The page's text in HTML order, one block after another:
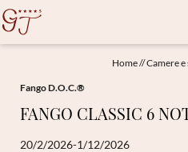
Home//Camere e
Fango D.O.C.®
FANGO CLASSIC 6
20/2/2026-1/12/2026